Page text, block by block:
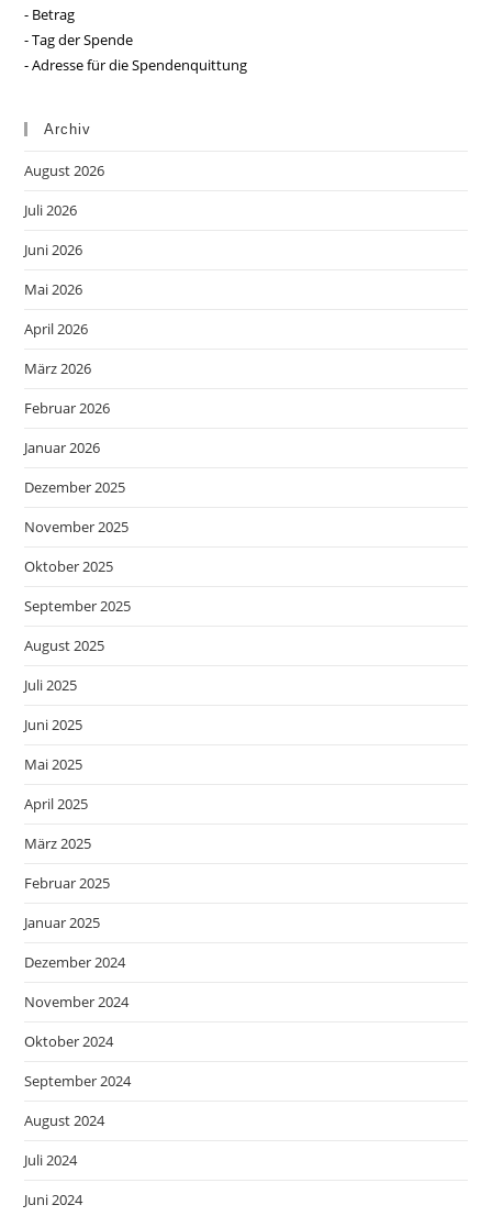
- Betrag
- Tag der Spende
- Adresse für die Spendenquittung
Archiv
August 2026
Juli 2026
Juni 2026
Mai 2026
April 2026
März 2026
Februar 2026
Januar 2026
Dezember 2025
November 2025
Oktober 2025
September 2025
August 2025
Juli 2025
Juni 2025
Mai 2025
April 2025
März 2025
Februar 2025
Januar 2025
Dezember 2024
November 2024
Oktober 2024
September 2024
August 2024
Juli 2024
Juni 2024